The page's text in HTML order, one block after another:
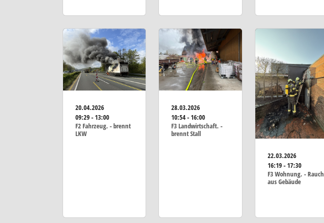
20.04.2026
09:29 - 13:00
F2 Fahrzeug. - brennt
LKW
28.03.2026
10:54 - 16:00
F3 Landwirtschaft. -
brennt Stall
22.03.2026
16:19 - 17:30
F3 Wohnung. - Rauch
aus Gebäude